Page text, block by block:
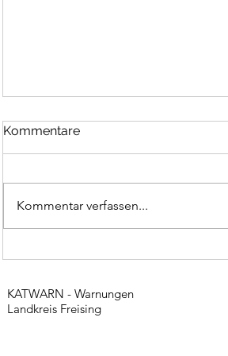
Unwettereinsätze
Kommentare
Kommentar verfassen...
KATWARN - Warnungen
Landkreis Freising